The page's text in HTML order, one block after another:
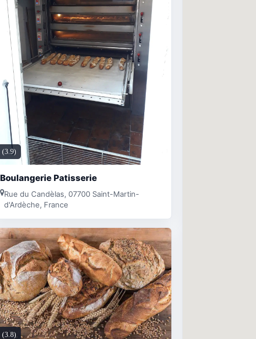
(3.9)
Boulangerie Patisserie
Rue du Candèlas, 07700 Saint-Martin-
d'Ardèche, France
(3.8)